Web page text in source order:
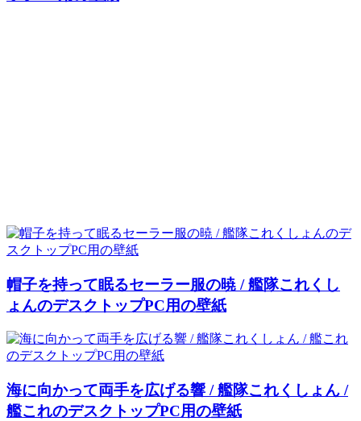
帽子を持って眠るセーラー服の暁 / 艦隊これくし
ょんのデスクトップPC用の壁紙
海に向かって両手を広げる響 / 艦隊これくしょん /
艦これのデスクトップPC用の壁紙